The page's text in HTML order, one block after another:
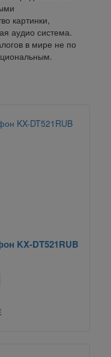
картинки,
аудио система.
в мире не по
KX-DT521RUB